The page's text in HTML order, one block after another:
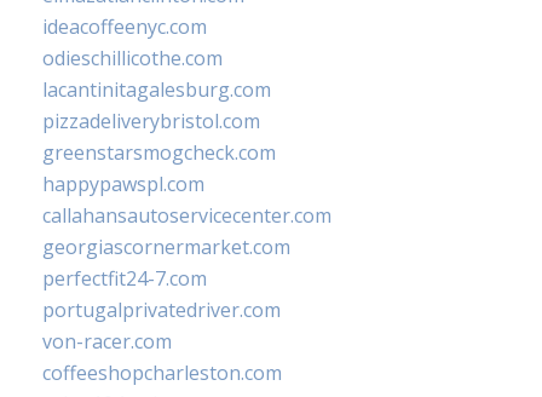
ideacoffeenyc.com
odieschillicothe.com
lacantinitagalesburg.com
pizzadeliverybristol.com
greenstarsmogcheck.com
happypawspl.com
callahansautoservicecenter.com
georgiascornermarket.com
perfectfit24-7.com
portugalprivatedriver.com
von-racer.com
coffeeshopcharleston.com